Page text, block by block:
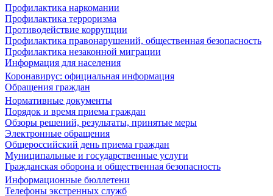
Профилактика наркомании
Профилактика терроризма
Противодействие коррупции
Профилактика правонарушений, общественная безопасность
Профилактика незаконной миграции
Информация для населения
Коронавирус: официальная информация
Обращения граждан
Нормативные документы
Порядок и время приема граждан
Обзоры решений, результаты, принятые меры
Электронные обращения
Общероссийский день приема граждан
Муниципальные и государственные услуги
Гражданская оборона и общественная безопасность
Информационные бюллетени
Телефоны экстренных служб